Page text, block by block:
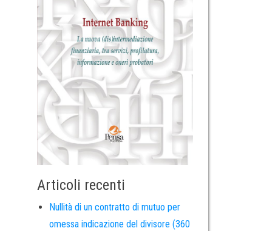
Articoli recenti
Nullità di un contratto di mutuo per
omessa indicazione del divisore (360